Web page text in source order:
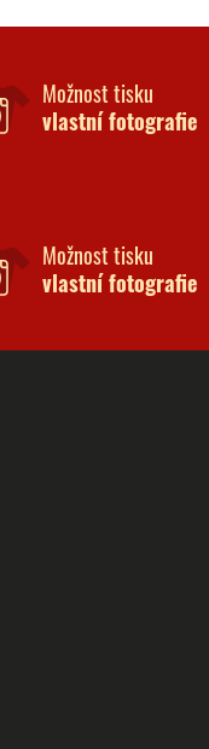
Možnost tisku
vlastní fotografie
Možnost tisku
vlastní fotografie